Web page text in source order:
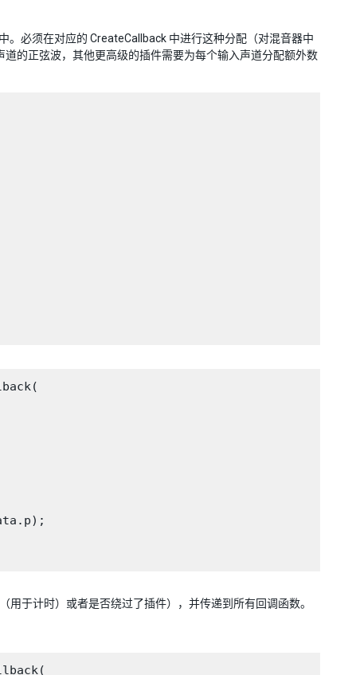
必须在对应的 CreateCallback 中进行这种分配（对混音器中
的正弦波，其他更高级的插件需要为每个输入声道分配额外数
于计时）或者是否绕过了插件），并传递到所有回调函数。